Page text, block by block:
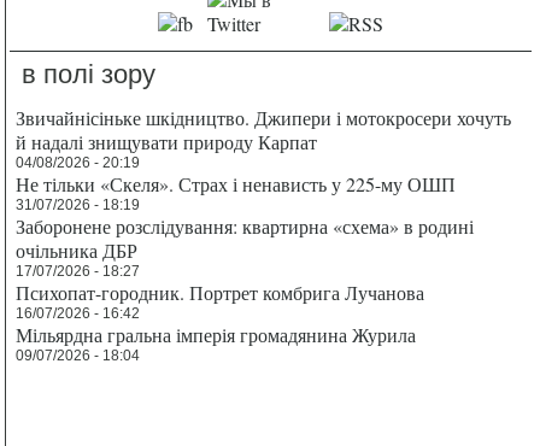
в полі зору
Звичайнісіньке шкідництво. Джипери і мотокросери хочуть
й надалі знищувати природу Карпат
04/08/2026 - 20:19
Не тільки «Скеля». Страх і ненависть у 225-му ОШП
31/07/2026 - 18:19
Заборонене розслідування: квартирна «схема» в родині
очільника ДБР
17/07/2026 - 18:27
Психопат-городник. Портрет комбрига Лучанова
16/07/2026 - 16:42
Мільярдна гральна імперія громадянина Журила
09/07/2026 - 18:04